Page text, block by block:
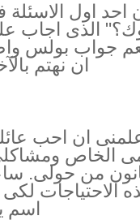
احد اول
الذى اجاب
جواب بولس
ان نهتم
علمنى ان احب
الخاص
من حولى.
الاحتياجات
اسم